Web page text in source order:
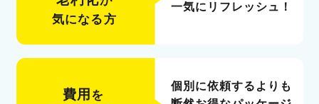
気になる方
一気にリフレッシュ！
費用を
個別に依頼するよりも